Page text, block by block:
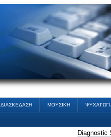
ΔΙΑΣΚΕΔΑΣΗ ΜΟΥΣΙΚΗ
Diagnostic